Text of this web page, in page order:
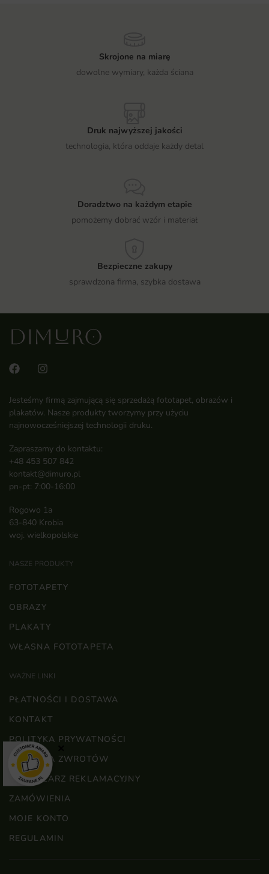
Skrojone na miarę
dowolne wymiary, każda ściana
Druk najwyższej jakości
technologia, która oddaje każdy detal
Doradztwo na każdym etapie
pomożemy dobrać wzór i materiał
Bezpieczne zakupy
sprawdzona firma, szybka dostawa
Jesteśmy firmą zajmującą się sprzedażą fototapet, obrazów i
plakatów. Nasze produkty tworzymy przy użyciu
najnowocześniejszej technologii druku.
Zapraszamy do kontaktu:
+48 453 507 842
kontakt@dimuro.pl
pn-pt: 7:00-16:00
Rogowo 1a
63-840 Krobia
woj. wielkopolskie
NASZE PRODUKTY
FOTOTAPETY
OBRAZY
PLAKATY
WŁASNA FOTOTAPETA
WAŻNE LINKI
PŁATNOŚCI I DOSTAWA
KONTAKT
POLITYKA PRYWATNOŚCI
POLITYKA ZWROTÓW
FORMULARZ REKLAMACYJNY
ZAMÓWIENIA
MOJE KONTO
REGULAMIN